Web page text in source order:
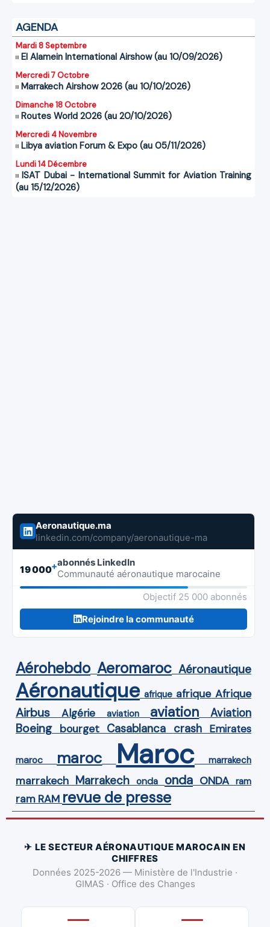
AGENDA
Mardi 8 Septembre
El Alamein International Airshow (au 10/09/2026)
Mercredi 7 Octobre
Marrakech Airshow 2026 (au 10/10/2026)
Dimanche 18 Octobre
Routes World 2026 (au 20/10/2026)
Mercredi 4 Novembre
Libya aviation Forum & Expo (au 05/11/2026)
Lundi 14 Décembre
ISAT Dubai - International Summit for Aviation Training
(au 15/12/2026)
Aeronautique.ma
linkedin.com/company/aeronautique-ma
19 000+abonnés LinkedIn
Communauté aéronautique marocaine
Objectif 25 000 abonnés
Rejoindre la communauté
Aérohebdo Aeromaroc Aéronautique
Aéronautique afrique afrique Afrique
Airbus Algérie aviation aviation Aviation
Boeing bourget Casablanca crash Emirates
maroc maroc Maroc marrakech
marrakech Marrakech onda onda ONDA ram
ram RAM revue de presse
✈ LE SECTEUR AÉRONAUTIQUE MAROCAIN EN
CHIFFRES
Données 2025-2026 — Ministère de l'Industrie ·
GIMAS · Office des Changes